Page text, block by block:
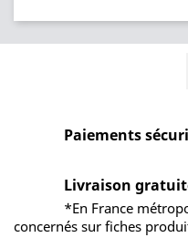
Paiements
Livraison
*En France
concernés sur fiches